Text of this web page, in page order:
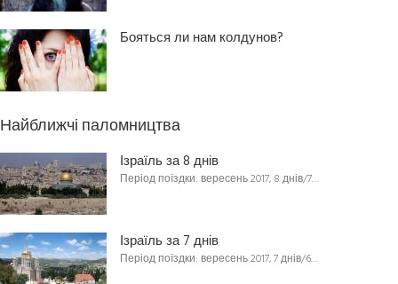
Бояться ли нам колдунов?
Найближчі паломництва
Ізраїль за 8 днів
Період поїздки: вересень 2017, 8 днів/7…
Ізраїль за 7 днів
Період поїздки: вересень 2017, 7 днів/6…